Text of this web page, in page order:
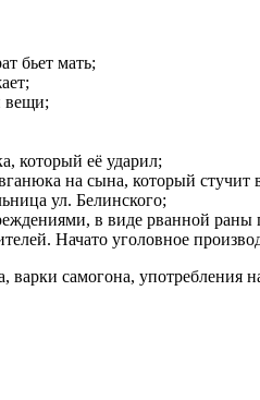
бьет мать;
вещи;
который её ударил;
на сына, который стучит
ул. Белинского;
в виде рванной
Начато уголовное
самогона, употребления